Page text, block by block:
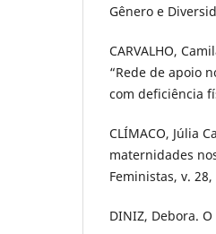
Gênero e
CARVALHO,
“Rede de apoio
com deficiência
CLÍMACO, Júlia
maternidades
Feministas, v. 28,
DINIZ, Debora.